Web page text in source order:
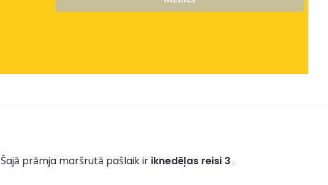
Šajā prāmja maršrutā pašlaik ir iknedēļas reisi 3 .